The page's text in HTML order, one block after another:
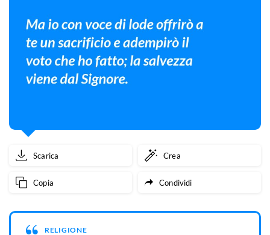
Scarica Crea
Copia Condividi
RELIGIONE